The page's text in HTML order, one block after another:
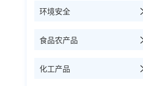
环境安全
食品农产品
化工产品